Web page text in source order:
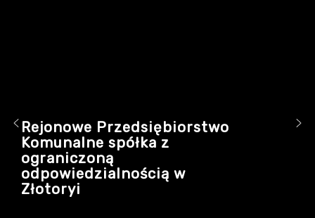
Rejonowe Przedsiębiorstwo
Komunalne spółka z
ograniczoną
odpowiedzialnością w
Złotoryi